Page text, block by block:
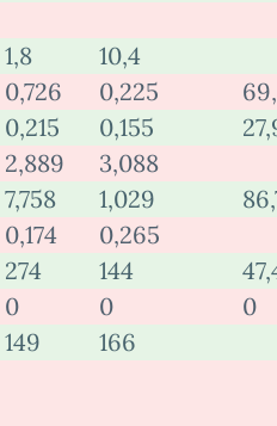
1,8
10,4
0,726 0,225
0,215 0,155
2,889
3,088
7,758 1,029
0,174
0,265
274 144
0 0
0
149
166